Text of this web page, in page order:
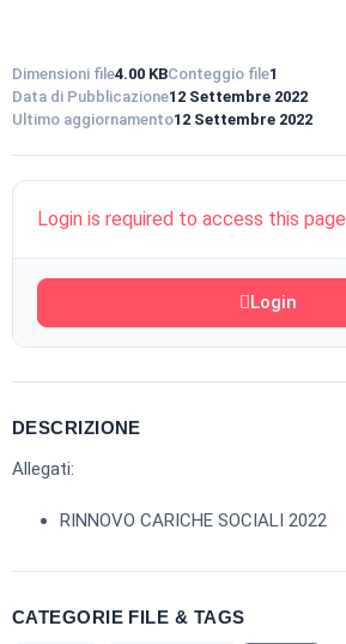
Dimensioni file4.00 KBConteggio file1
Data di Pubblicazione12 Settembre 2022
Ultimo aggiornamento12 Settembre 2022
Login is required to access this page
Login
DESCRIZIONE
Allegati:
RINNOVO CARICHE SOCIALI 2022
CATEGORIE FILE & TAGS